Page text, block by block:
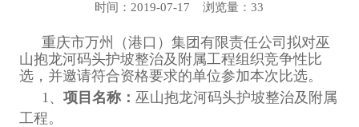
时间：2019-07-17 浏览量：33
重庆市万州（港口）集团有限责任公司拟对巫
山抱龙河码头护坡整治及附属工程组织竞争性比
选，并邀请符合资格要求的单位参加本次比选。
1、 项目名称： 巫山抱龙河码头护坡整治及附属
工程。